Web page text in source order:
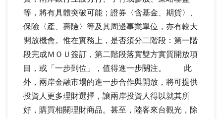
等，將有具體突破可能；證券〈含基金、期貨〉、
保險〈產、壽險〉等及其周邊事業單位，亦有較大
開放機會。惟在實務上，是否須分二階段：第一階
段完成ＭＯＵ簽訂，第二階段落實雙方實質開放項
目，或「一步到位」，值得進一步關注。 此
外，兩岸金融市場的進一步合作與開放，將可提供
投資人更多理財選擇，讓兩岸投資人得以就其所
好，購買相關理財商品。甚至，陸客來台觀光，除